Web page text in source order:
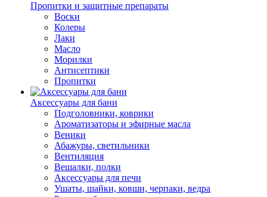
Пропитки и защитные препараты
Воски
Колеры
Лаки
Масло
Морилки
Антисептики
Пропитки
Аксессуары для бани
Подголовники, коврики
Ароматизаторы и эфирные масла
Веники
Абажуры, светильники
Вентиляция
Вешалки, полки
Аксессуары для печи
Ушаты, шайки, ковши, черпаки, ведра